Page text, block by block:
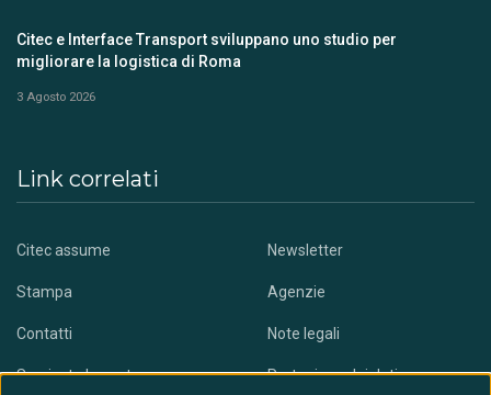
Citec e Interface Transport sviluppano uno studio per
migliorare la logistica di Roma
3 Agosto 2026
Link correlati
Citec assume Newsletter
Stampa Agenzie
Contatti Note legali
Scaricate la nostra app Protezione dei dati